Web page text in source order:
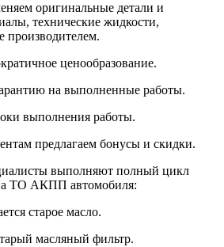
оригинальные детали и
технические жидкости,
производителем.
ценообразование.
на выполненные работы.
выполнения работы.
предлагаем бонусы и скидки.
выполняют полный цикл
ТО АКПП автомобиля:
старое масло.
масляный фильтр.